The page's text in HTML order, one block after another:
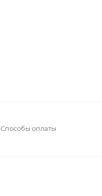
Способы оплаты